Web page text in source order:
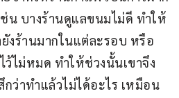
น บางร้านดูแลขนมไม่ดี ทำให้
งร้านมากในแต่ละรอบ หรือ
ว้ไม่หมด ทำให้ช่วงนั้นเขาจึง
ว่าทำแล้วไม่ได้อะไร เหมือน